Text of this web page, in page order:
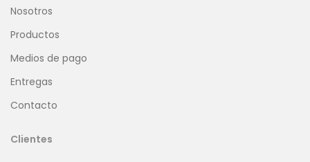
Nosotros
Productos
Medios de pago
Entregas
Contacto
Clientes